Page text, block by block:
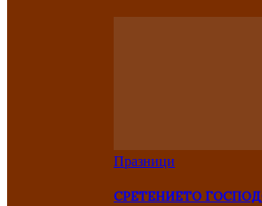
Празници
СРЕТЕНИЕТО